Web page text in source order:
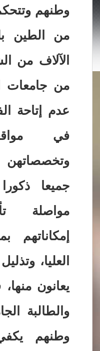
وطنهم
من الطين
الآلاف من
من جامعات
عدم إتاحة
في
وتخصصاتهن
جميعا
مواصلة
إمكاناتهم
العليا،
يعانون
والطالبة
وطنهم